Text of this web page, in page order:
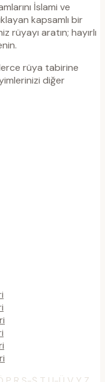
İslami ve
kapsamlı bir
aratın; hayırlı
rüya tabirine
diğer